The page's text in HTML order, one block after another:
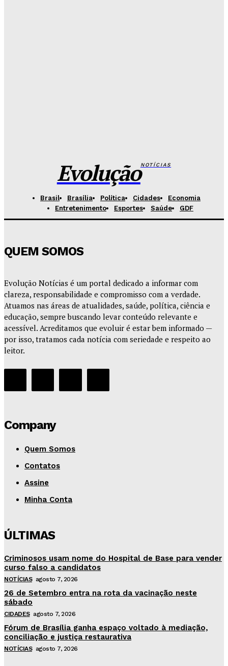
EvoluçãoNOTÍCIAS
Brasil Brasília Política Cidades
Economia
Entretenimento
Esportes Saúde GDF
QUEM SOMOS
Evolução Notícias é um portal dedicado a informar com
clareza, responsabilidade e compromisso com a verdade.
Atuamos nas áreas de atualidades, saúde, política, ciência e
educação, sempre buscando levar conteúdo relevante e
acessível. Acreditamos que evoluir é estar bem informado —
por isso, tratamos cada notícia com seriedade e respeito ao
leitor.
Company
Quem Somos
Contatos
Assine
Minha Conta
ÚLTIMAS
Criminosos usam nome do Hospital de Base para vender
curso falso a candidatos
NOTÍCIAS agosto 7, 2026
26 de Setembro entra na rota da vacinação neste
sábado
CIDADES agosto 7, 2026
Fórum de Brasília ganha espaço voltado à mediação,
conciliação e justiça restaurativa
NOTÍCIAS agosto 7, 2026